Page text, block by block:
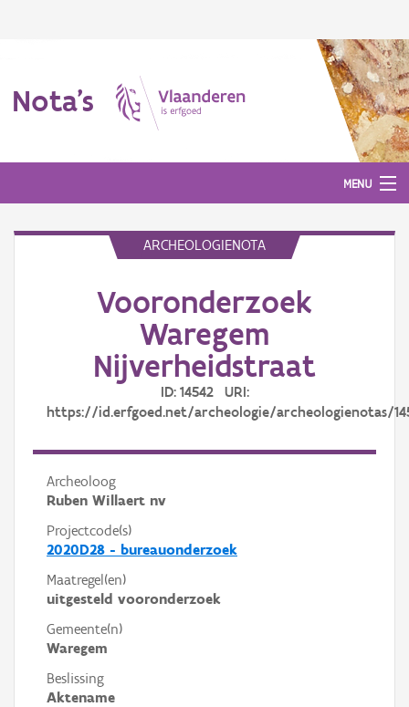
Nota's
MENU
ARCHEOLOGIENOTA
Vooronderzoek
Waregem
Nijverheidstraat
ID: 14542 URI:
https://id.erfgoed.net/archeologie/archeologienotas/
Archeoloog
Ruben Willaert nv
Projectcode(s)
2020D28 - bureauonderzoek
Maatregel(en)
uitgesteld vooronderzoek
Gemeente(n)
Waregem
Beslissing
Aktename